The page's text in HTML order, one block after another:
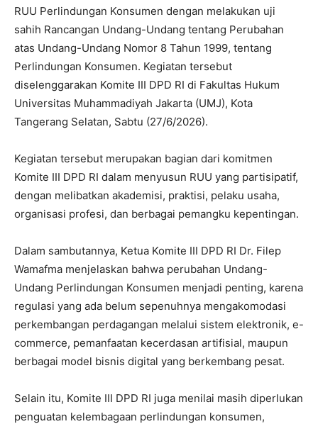
RUU Perlindungan Konsumen dengan melakukan uji
sahih Rancangan Undang-Undang tentang Perubahan
atas Undang-Undang Nomor 8 Tahun 1999, tentang
Perlindungan Konsumen. Kegiatan tersebut
diselenggarakan Komite III DPD RI di Fakultas Hukum
Universitas Muhammadiyah Jakarta (UMJ), Kota
Tangerang Selatan, Sabtu (27/6/2026).
Kegiatan tersebut merupakan bagian dari komitmen
Komite III DPD RI dalam menyusun RUU yang partisipatif,
dengan melibatkan akademisi, praktisi, pelaku usaha,
organisasi profesi, dan berbagai pemangku kepentingan.
Dalam sambutannya, Ketua Komite III DPD RI Dr. Filep
Wamafma menjelaskan bahwa perubahan Undang-
Undang Perlindungan Konsumen menjadi penting, karena
regulasi yang ada belum sepenuhnya mengakomodasi
perkembangan perdagangan melalui sistem elektronik, e-
commerce, pemanfaatan kecerdasan artifisial, maupun
berbagai model bisnis digital yang berkembang pesat.
Selain itu, Komite III DPD RI juga menilai masih diperlukan
penguatan kelembagaan perlindungan konsumen,